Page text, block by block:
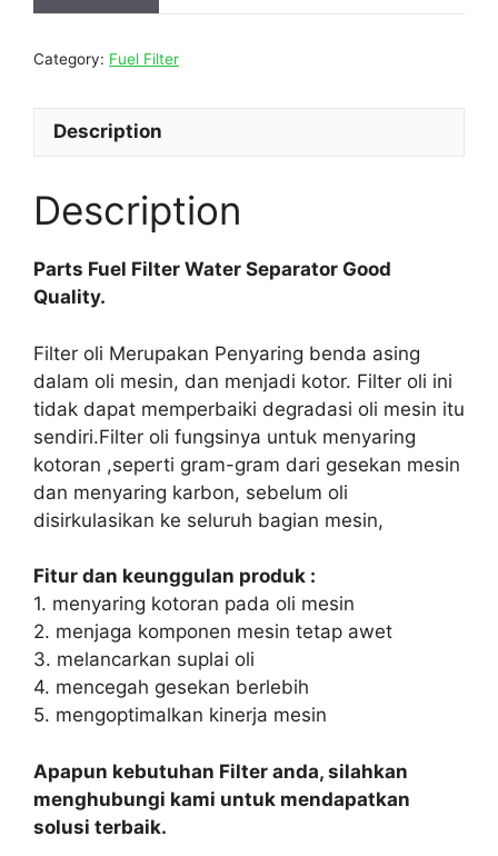
Category: Fuel Filter
Description
Description
Parts Fuel Filter Water Separator Good
Quality.
Filter oli Merupakan Penyaring benda asing
dalam oli mesin, dan menjadi kotor. Filter oli ini
tidak dapat memperbaiki degradasi oli mesin itu
sendiri.Filter oli fungsinya untuk menyaring
kotoran ,seperti gram-gram dari gesekan mesin
dan menyaring karbon, sebelum oli
disirkulasikan ke seluruh bagian mesin,
Fitur dan keunggulan produk :
1. menyaring kotoran pada oli mesin
2. menjaga komponen mesin tetap awet
3. melancarkan suplai oli
4. mencegah gesekan berlebih
5. mengoptimalkan kinerja mesin
Apapun kebutuhan Filter anda, silahkan
menghubungi kami untuk mendapatkan
solusi terbaik.